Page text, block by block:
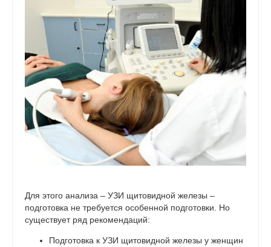
Для этого анализа – УЗИ щитовидной железы –
подготовка не требуется особенной подготовки. Но
существует ряд рекомендаций:
Подготовка к УЗИ щитовидной железы у женщин